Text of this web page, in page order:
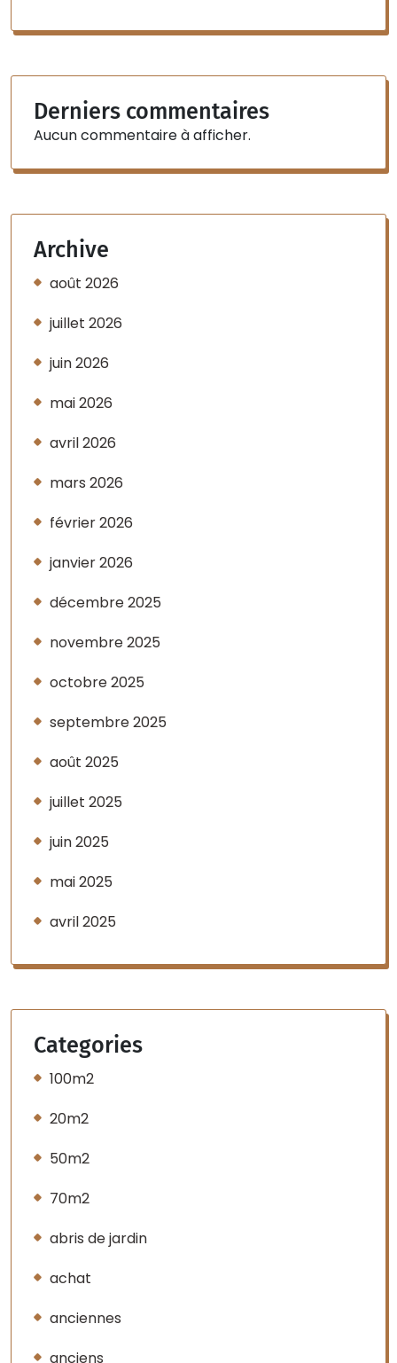
Derniers commentaires
Aucun commentaire à afficher.
Archive
août 2026
juillet 2026
juin 2026
mai 2026
avril 2026
mars 2026
février 2026
janvier 2026
décembre 2025
novembre 2025
octobre 2025
septembre 2025
août 2025
juillet 2025
juin 2025
mai 2025
avril 2025
Categories
100m2
20m2
50m2
70m2
abris de jardin
achat
anciennes
anciens